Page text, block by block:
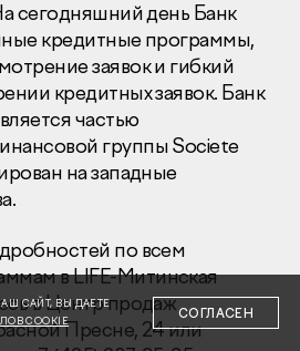
«Пионер»
сегодняшний день Банк
кредитные программы,
заявок и гибкий
кредитных заявок. Банк
частью
группы Societe
на западные
по всем
вLIFE-Митинская
в Центр продаж
Пресне, 24 или
САЙТ, ВЫ ДАЕТЕ
COOKIE
СОГЛАСЕН